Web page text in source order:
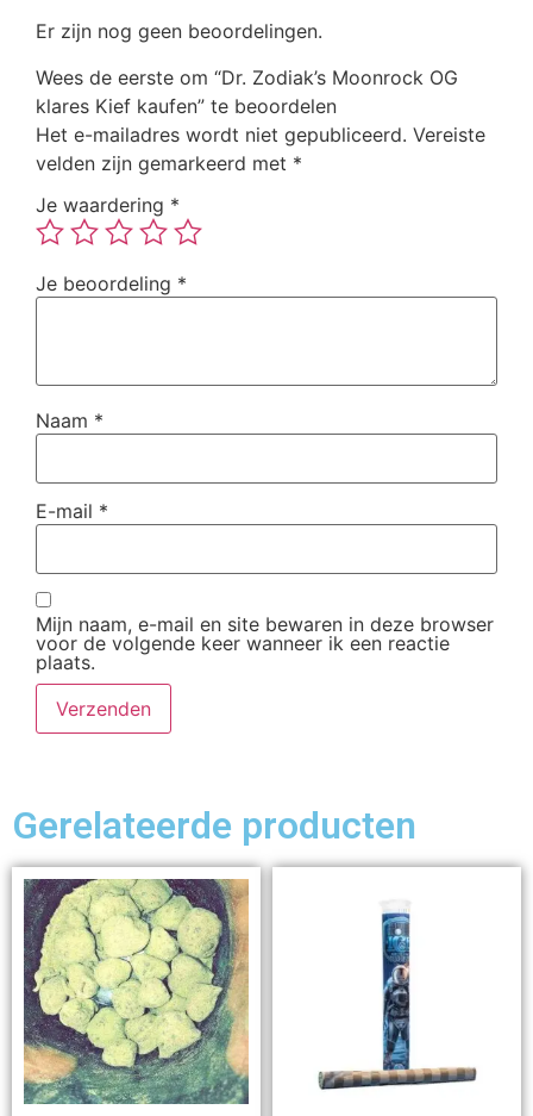
Er zijn nog geen beoordelingen.
Wees de eerste om “Dr. Zodiak’s Moonrock OG
klares Kief kaufen” te beoordelen
Het e-mailadres wordt niet gepubliceerd. Vereiste
velden zijn gemarkeerd met *
Je waardering *
Je beoordeling *
Naam *
E-mail *
Mijn naam, e-mail en site bewaren in deze browser
voor de volgende keer wanneer ik een reactie
plaats.
Gerelateerde producten